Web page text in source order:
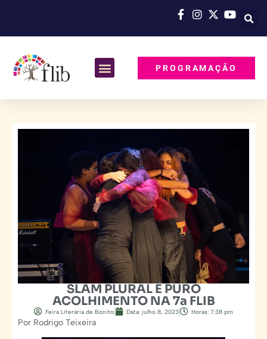
PROGRAMAÇÃO
SLAM PLURAL É PURO
ACOLHIMENTO NA 7a FLIB
Feira Literária de Bonito Data: julho 8, 2023 Horas: 7:38 pm
Por Rodrigo Teixeira